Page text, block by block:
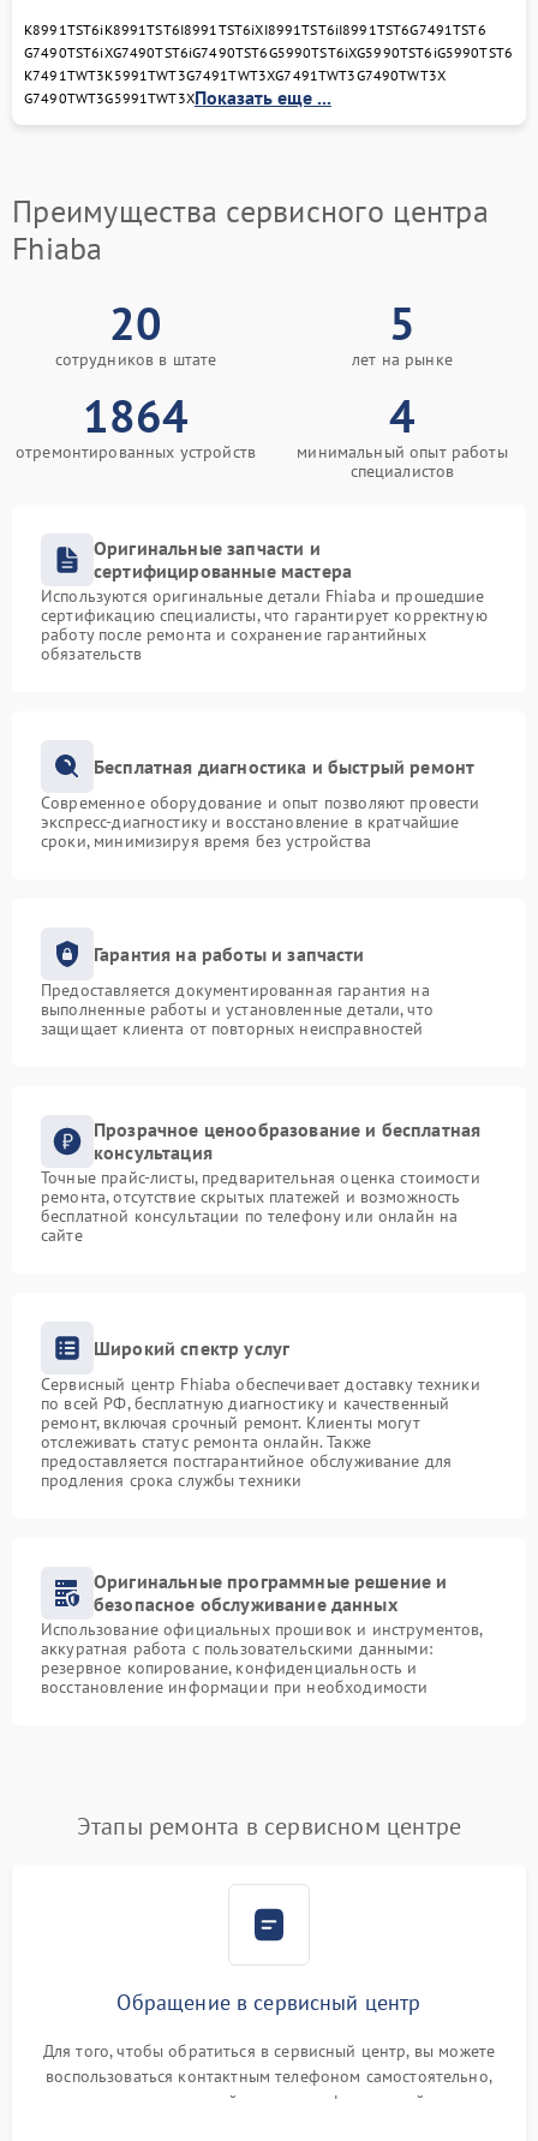
K8991TST6iK8991TST6I8991TST6iXI8991TST6iI8991TST6G7491TST6
G7490TST6iXG7490TST6iG7490TST6G5990TST6iXG5990TST6iG5990TST6
K7491TWT3K5991TWT3G7491TWT3XG7491TWT3G7490TWT3X
G7490TWT3G5991TWT3XПоказать еще ...
Преимущества сервисного центра
Fhiaba
20
сотрудников в штате
5
лет на рынке
1864
отремонтированных устройств
4
минимальный опыт работы
специалистов
Оригинальные запчасти и
сертифицированные мастера
Используются оригинальные детали Fhiaba и прошедшие
сертификацию специалисты, что гарантирует корректную
работу после ремонта и сохранение гарантийных
обязательств
Бесплатная диагностика и быстрый ремонт
Современное оборудование и опыт позволяют провести
экспресс-диагностику и восстановление в кратчайшие
сроки, минимизируя время без устройства
Гарантия на работы и запчасти
Предоставляется документированная гарантия на
выполненные работы и установленные детали, что
защищает клиента от повторных неисправностей
Прозрачное ценообразование и бесплатная
консультация
Точные прайс-листы, предварительная оценка стоимости
ремонта, отсутствие скрытых платежей и возможность
бесплатной консультации по телефону или онлайн на
сайте
Широкий спектр услуг
Сервисный центр Fhiaba обеспечивает доставку техники
по всей РФ, бесплатную диагностику и качественный
ремонт, включая срочный ремонт. Клиенты могут
отслеживать статус ремонта онлайн. Также
предоставляется постгарантийное обслуживание для
продления срока службы техники
Оригинальные программные решение и
безопасное обслуживание данных
Использование официальных прошивок и инструментов,
аккуратная работа с пользовательскими данными:
резервное копирование, конфиденциальность и
восстановление информации при необходимости
Этапы ремонта в сервисном центре
Обращение в сервисный центр
Для того, чтобы обратиться в сервисный центр, вы можете
воспользоваться контактным телефоном самостоятельно,
или оставить свой номер телефона на сайте